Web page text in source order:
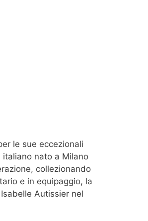
le sue eccezionali
italiano nato a Milano
collezionando
e in equipaggio, la
Autissier nel